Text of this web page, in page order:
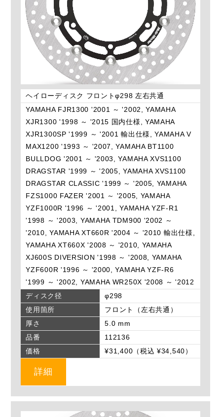
ヘイローディスク フロントφ298 左右共通
YAMAHA FJR1300 '2001 ～ '2002, YAMAHA
XJR1300 '1998 ～ '2015 国内仕様, YAMAHA
XJR1300SP '1999 ～ '2001 輸出仕様, YAMAHA V
MAX1200 '1993 ～ '2007, YAMAHA BT1100
BULLDOG '2001 ～ '2003, YAMAHA XVS1100
DRAGSTAR '1999 ～ '2005, YAMAHA XVS1100
DRAGSTAR CLASSIC '1999 ～ '2005, YAMAHA
FZS1000 FAZER '2001 ～ '2005, YAMAHA
YZF1000R '1996 ～ '2001, YAMAHA YZF-R1
'1998 ～ '2003, YAMAHA TDM900 '2002 ～
'2010, YAMAHA XT660R '2004 ～ '2010 輸出仕様,
YAMAHA XT660X '2008 ～ '2010, YAMAHA
XJ600S DIVERSION '1998 ～ '2008, YAMAHA
YZF600R '1996 ～ '2000, YAMAHA YZF-R6
'1999 ～ '2002, YAMAHA WR250X '2008 ～ '2012
ディスク径
φ298
使用箇所
フロント（左右共通）
厚さ
5.0 mm
品番
112136
価格
¥31,400（税込 ¥34,540）
詳細